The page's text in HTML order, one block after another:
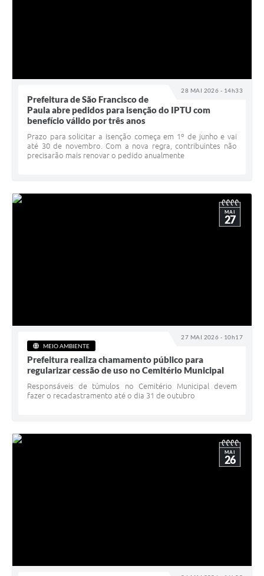
28 MAI 2026 - 14h33
Prefeitura de São Francisco de
Paula abre pedidos para isenção do IPTU com
benefício válido por três anos
Prazo para solicitar a isenção começa em 1º de junho e vai
até 30 de novembro. Com a nova regra, contribuintes não
precisarão mais renovar o pedido anualmente
27 MAI 2026 - 10h17
MAI
27
MEIO AMBIENTE
Prefeitura realiza chamamento público para
regularizar cessão de uso no Cemitério Municipal
Responsáveis de túmulos no Cemitério Municipal devem
fazer o recadastramento até o dia 31 de outubro
MAI
26